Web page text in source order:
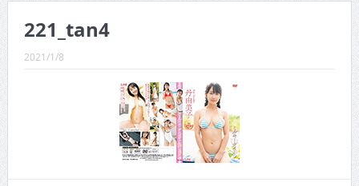
CINEMA×STYLE 289号
CINEMA×STYLE 287号
CINEMA×STYLE 286号
CINEMA×STYLE 285号
221_tan4
2021/1/8